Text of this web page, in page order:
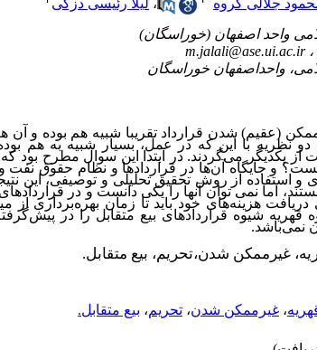
جلالی کروه ، لیلا رئیسی دزکی
m.jalali@ase.ui.ac.ir
(عقیم) شدن قرارداد تقریبا شبیه هم بوده و آن
نظریه با این که در عمل، بسیار شبیه به هم
از یکدیگر می‌گردند. در ابتدا این سوال مطرح بود
و جایگاه آن‌‌ها در قراردادها و نظام حقوق نفت
و استفاده از روش تحقیق تحلیلی و توصیفی، این
اما نمی توان آنها را یکی دانست و در قراردادهای
هزینه‌های خود باید تا زمان بهره‌برداری از
شیوه قراردادهای بیع متقابل را در
نمی‌باشد.
غیرممکن شدن،تحریم، بیع متقابل.
، غیرممکن شدن، تحریم، بیع متقابل.